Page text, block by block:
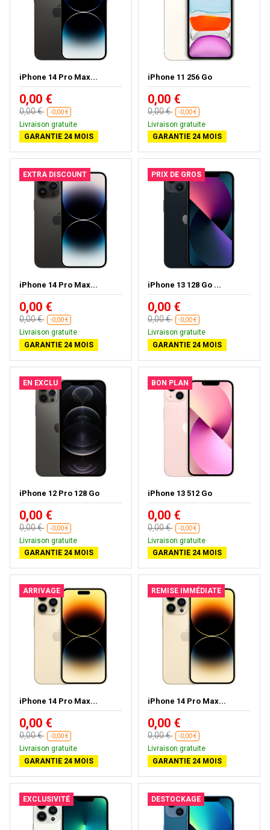
iPhone 14 Pro Max...
0,00 €
0,00 € -0,00 €
Livraison gratuite
GARANTIE 24 MOIS
iPhone 11 256 Go
0,00 €
0,00 € -0,00 €
Livraison gratuite
GARANTIE 24 MOIS
EXTRA DISCOUNT
iPhone 14 Pro Max...
0,00 €
0,00 € -0,00 €
Livraison gratuite
GARANTIE 24 MOIS
PRIX DE GROS
iPhone 13 128 Go ...
0,00 €
0,00 € -0,00 €
Livraison gratuite
GARANTIE 24 MOIS
EN EXCLU
iPhone 12 Pro 128 Go
0,00 €
0,00 € -0,00 €
Livraison gratuite
GARANTIE 24 MOIS
BON PLAN
iPhone 13 512 Go
0,00 €
0,00 € -0,00 €
Livraison gratuite
GARANTIE 24 MOIS
ARRIVAGE
iPhone 14 Pro Max...
0,00 €
0,00 € -0,00 €
Livraison gratuite
GARANTIE 24 MOIS
REMISE IMMÉDIATE
iPhone 14 Pro Max...
0,00 €
0,00 € -0,00 €
Livraison gratuite
GARANTIE 24 MOIS
EXCLUSIVITÉ DESTOCKAGE